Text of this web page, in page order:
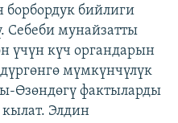
борбордук бийлиги
Себеби мунайзатты
үчүн күч органдарын
мүмкүнчүлүк
Өзөндөгү фактыларды
Элдин